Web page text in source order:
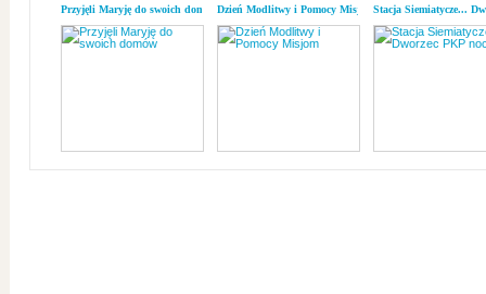
Przyjęli Maryję do swoich domówDzień Modlitwy i Pomocy MisjomStacja Siemiatycze...